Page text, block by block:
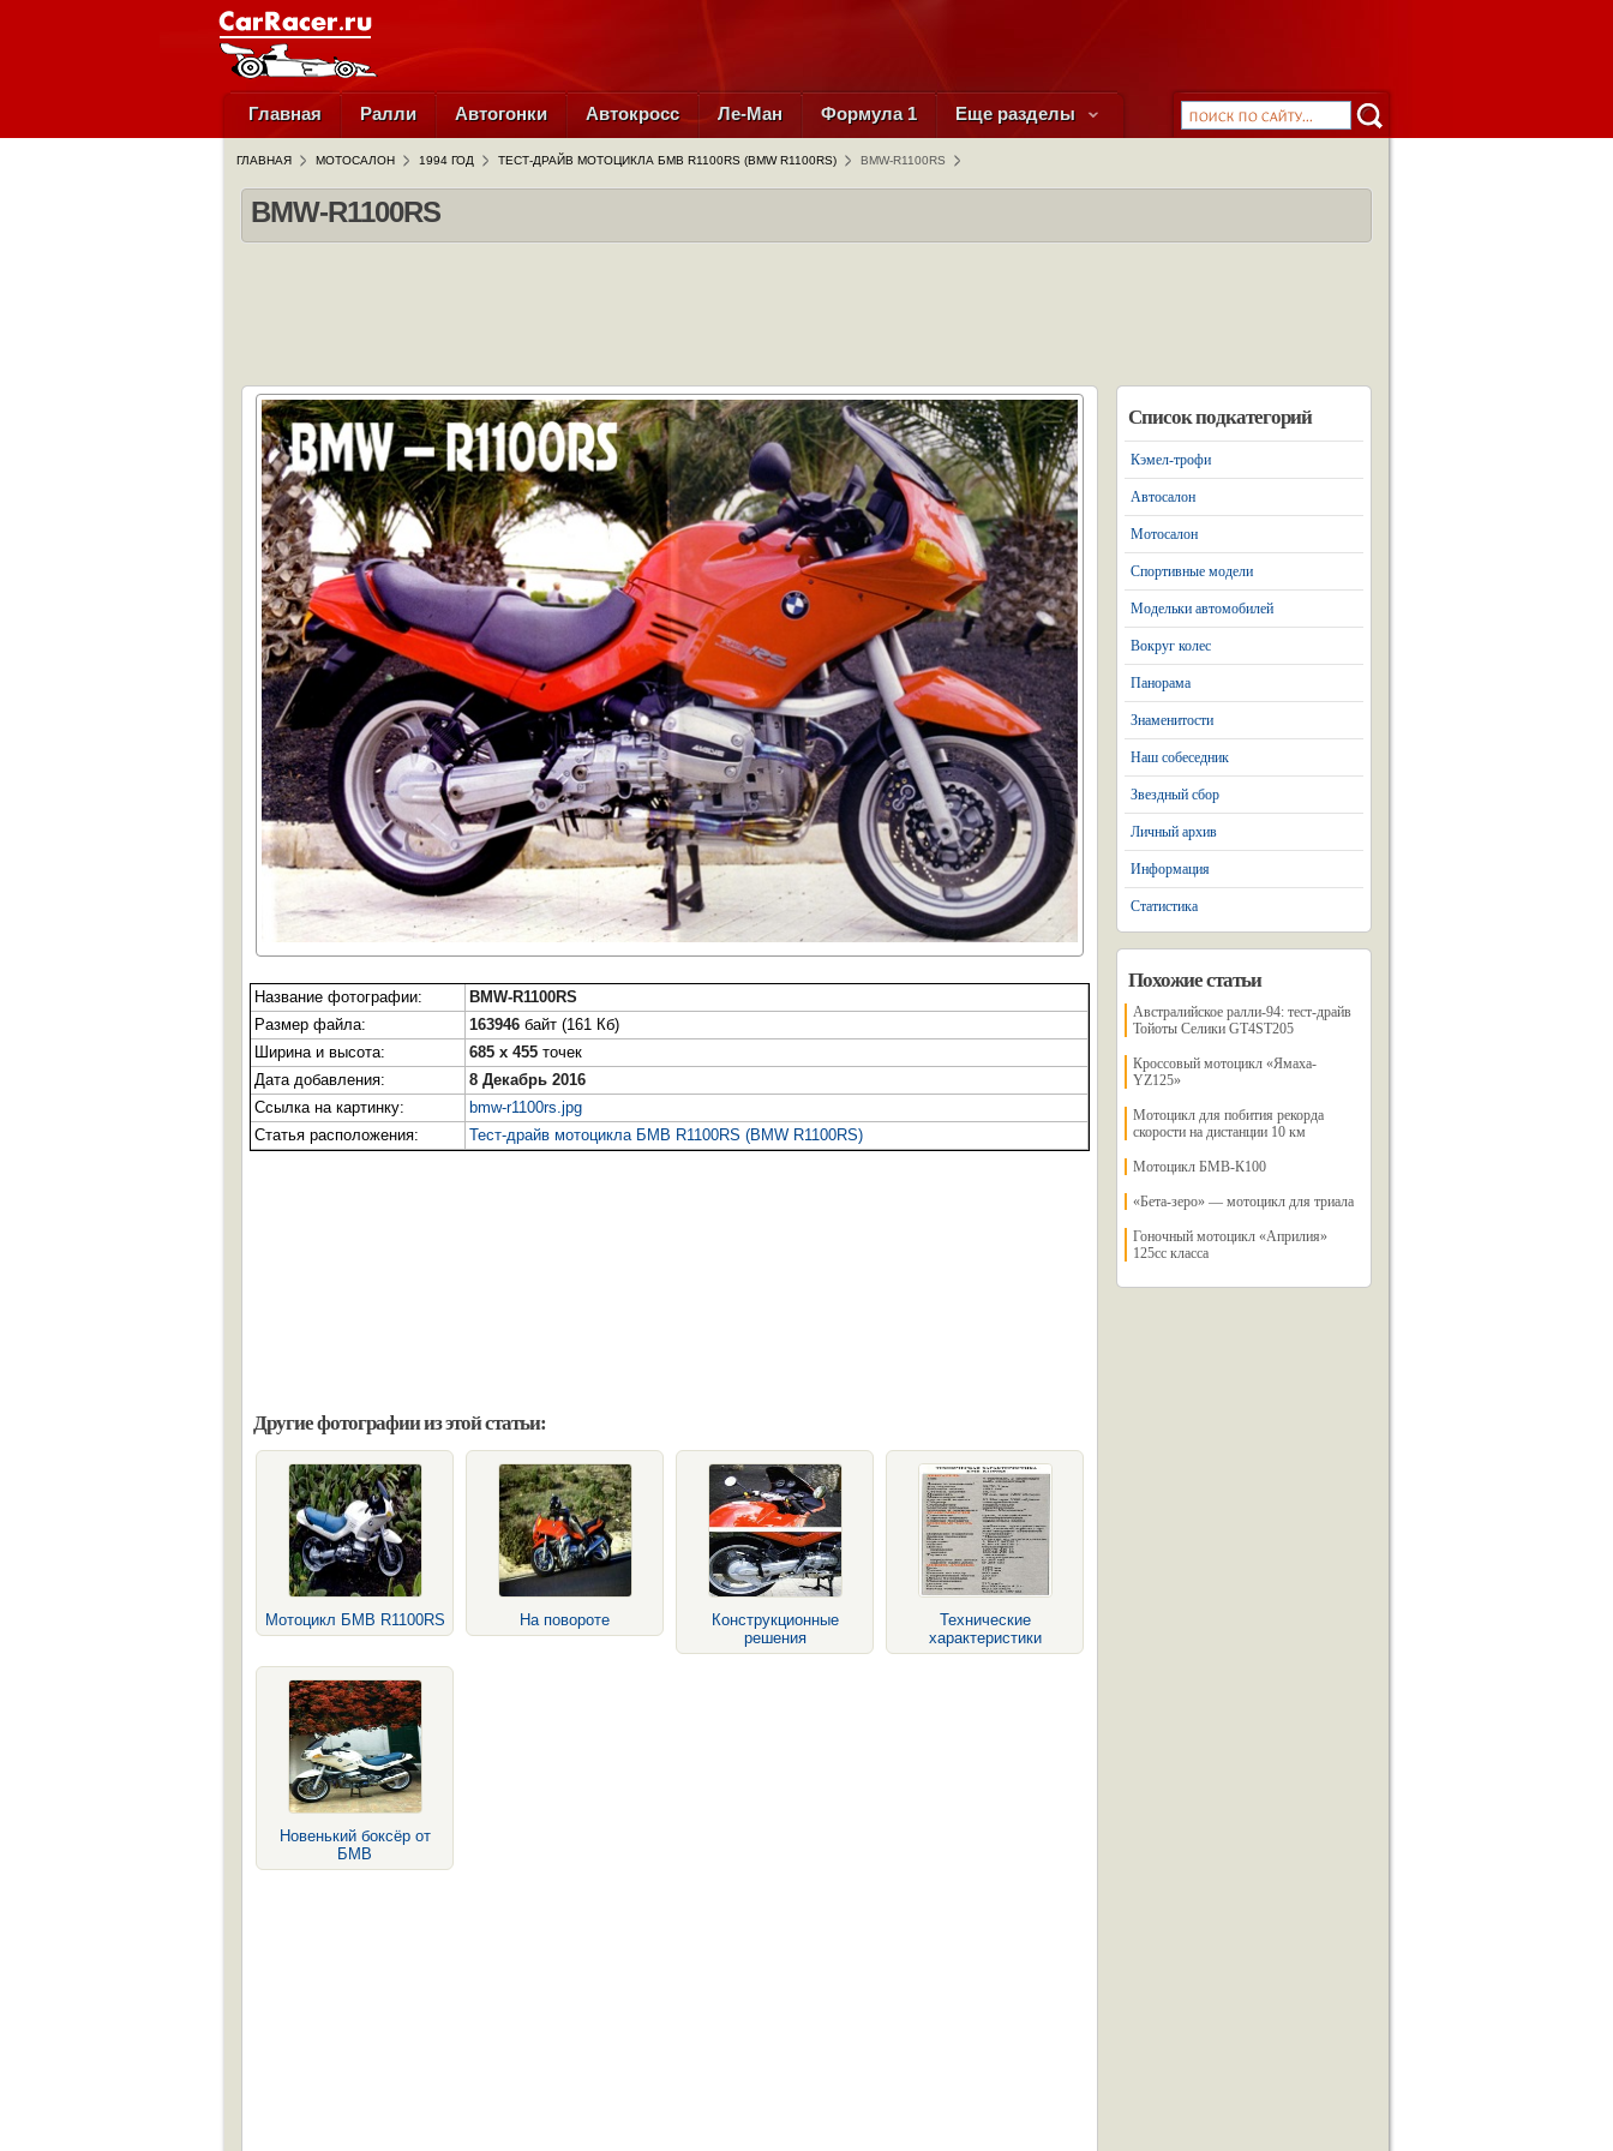
Главная Ралли Автогонки Автокросс Ле-Ман Формула 1 Еще разделы
ГЛАВНАЯ МОТОСАЛОН 1994 ГОД ТЕСТ-ДРАЙВ МОТОЦИКЛА БМВ R1100RS (BMW R1100RS) BMW-R1100RS
BMW-R1100RS
Название фотографии:
BMW-R1100RS
Размер файла:
163946 байт (161 Кб)
Ширина и высота:
685 x 455 точек
Дата добавления:
8 Декабрь 2016
Ссылка на картинку:
bmw-r1100rs.jpg
Статья расположения:
Тест-драйв мотоцикла БМВ R1100RS (BMW R1100RS)
Другие фотографии из этой статьи:
Мотоцикл БМВ R1100RS На повороте
Конструкционные
решения
Технические
характеристики
Новенький боксёр от
БМВ
Список подкатегорий
Кэмел-трофи
Автосалон
Мотосалон
Спортивные модели
Модельки автомобилей
Вокруг колес
Панорама
Знаменитости
Наш собеседник
Звездный сбор
Личный архив
Информация
Статистика
Похожие статьи
Австралийское ралли-94: тест-драйв
Тойоты Селики GT4ST205
Кроссовый мотоцикл «Ямаха-
YZ125»
Мотоцикл для побития рекорда
скорости на дистанции 10 км
Мотоцикл БМВ-К100
«Бета-зеро» — мотоцикл для триала
Гоночный мотоцикл «Априлия»
125сс класса